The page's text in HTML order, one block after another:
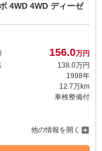
4WD 4WD ディーゼ
156.0万円
138. 0万円
1998年
12.7万km
車検整備付
他の情報を開く